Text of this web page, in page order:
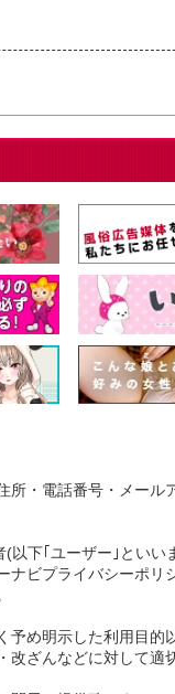
・電話番号・メー
下｢ユーザー｣とい
ビプライバシーポ
め明示した利用目的
ざんなどに対して適